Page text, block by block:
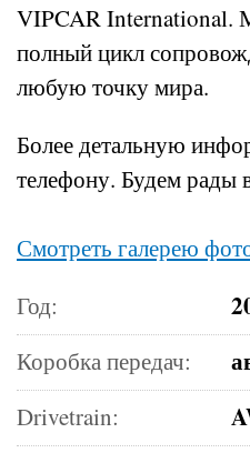
VIPCAR International.
полный цикл
любую точку мира.
Более детальную
телефону. Будем рады
Смотреть галерею
Год:
Коробка передач:
Drivetrain: